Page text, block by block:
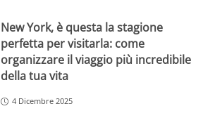
New York, è questa la stagione
perfetta per visitarla: come
organizzare il viaggio più incredibile
della tua vita
4 Dicembre 2025